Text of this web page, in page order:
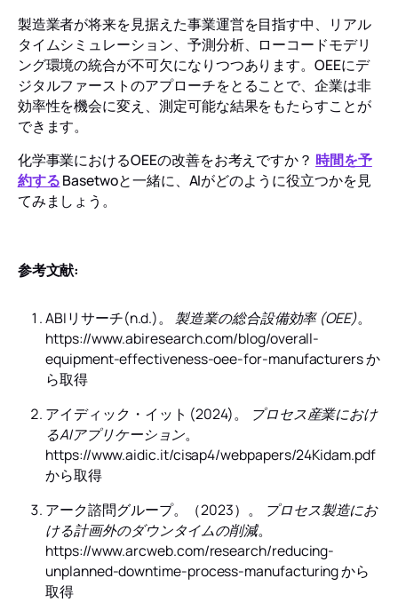
製造業者が将来を見据えた事業運営を目指す中、リアル
タイムシミュレーション、予測分析、ローコードモデリ
ング環境の統合が不可欠になりつつあります。OEEにデ
ジタルファーストのアプローチをとることで、企業は非
効率性を機会に変え、測定可能な結果をもたらすことが
できます。
化学事業におけるOEEの改善をお考えですか？ 時間を予
約するBasetwoと一緒に、AIがどのように役立つかを見
てみましょう。
参考文献:
ABIリサーチ(n.d.)。 製造業の総合設備効率 (OEE)。
https://www.abiresearch.com/blog/overall-
equipment-effectiveness-oee-for-manufacturers か
ら取得
アイディック・イット (2024)。
プロセス産業におけ
るAIアプリケーション。
https://www.aidic.it/cisap4/webpapers/24Kidam.pdf
から取得
アーク諮問グループ。（2023）。
プロセス製造にお
ける計画外のダウンタイムの削減。
https://www.arcweb.com/research/reducing-
unplanned-downtime-process-manufacturing から
取得